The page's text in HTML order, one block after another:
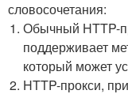
словосочетания:
Обычный HTTP-
поддерживает
который может
HTTP-прокси,